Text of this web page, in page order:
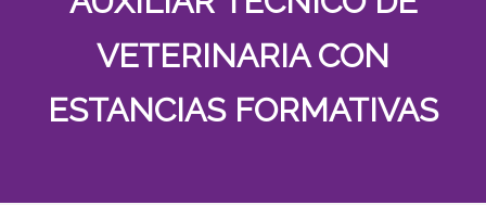
VETERINARIA CON
ESTANCIAS FORMATIVAS